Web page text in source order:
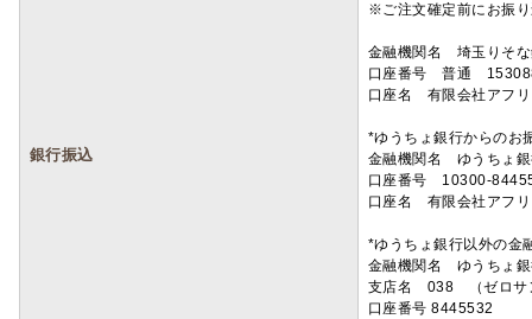
銀行振込
※ご注文確定前にお振
金融機関名 埼玉りそ
口座番号 普通
口座名 有限会社アフ
*ゆうちょ銀行からのお
金融機関名 ゆうちょ
口座番号 10300-
口座名 有限会社アフ
*ゆうちょ銀行以外の金
金融機関名 ゆうちょ
支店名 038 （ゼロサ
口座番号 8445532